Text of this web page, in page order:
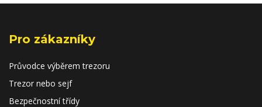
Pro zákazníky
Průvodce výběrem trezoru
Trezor nebo sejf
Bezpečnostní třídy